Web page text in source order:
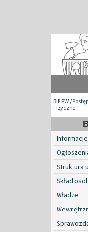
BIP PW/
Fizyczne
Struktura
Skład
Władze